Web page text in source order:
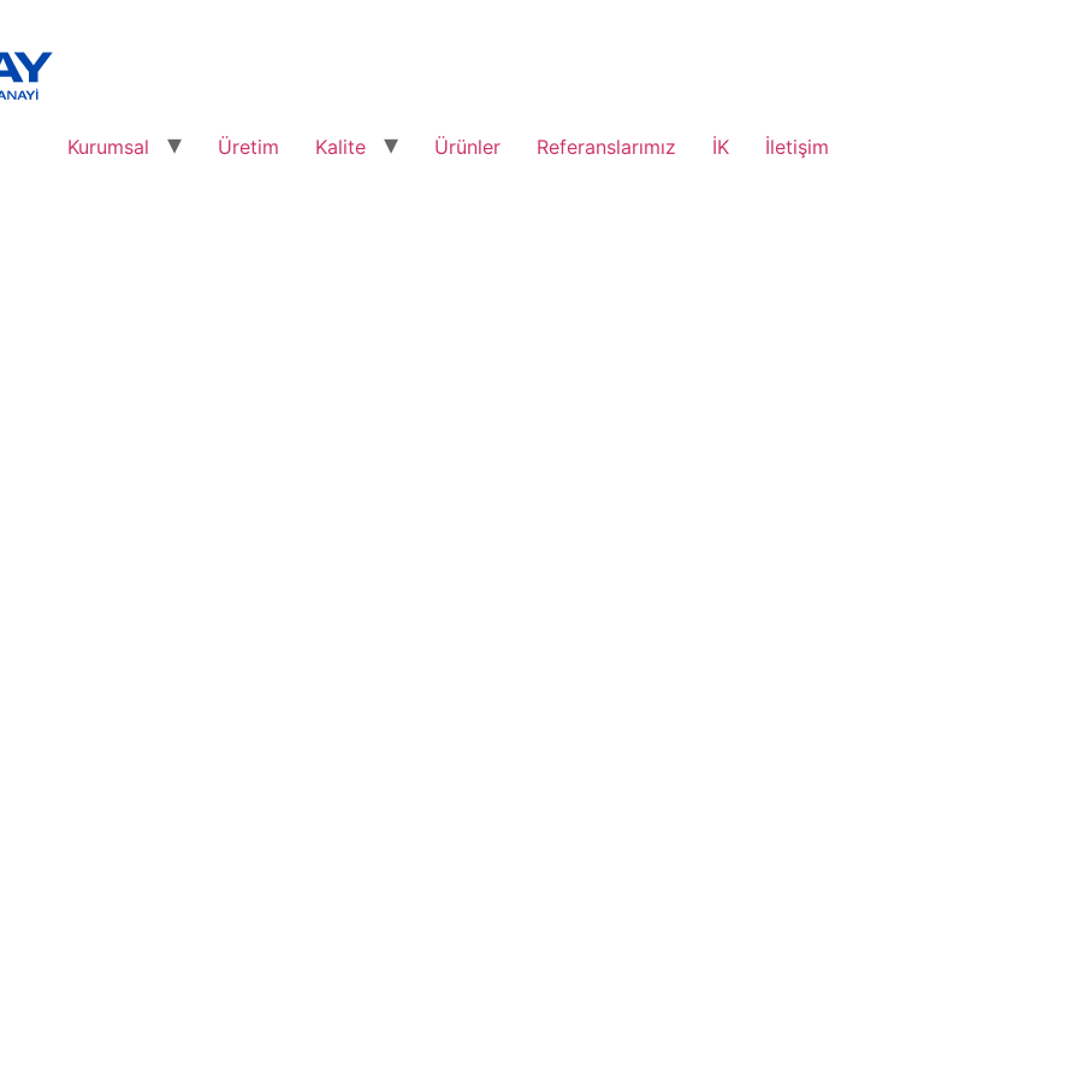
Kurumsal Üretim Kalite Ürünler Referanslarımız İK İletişim